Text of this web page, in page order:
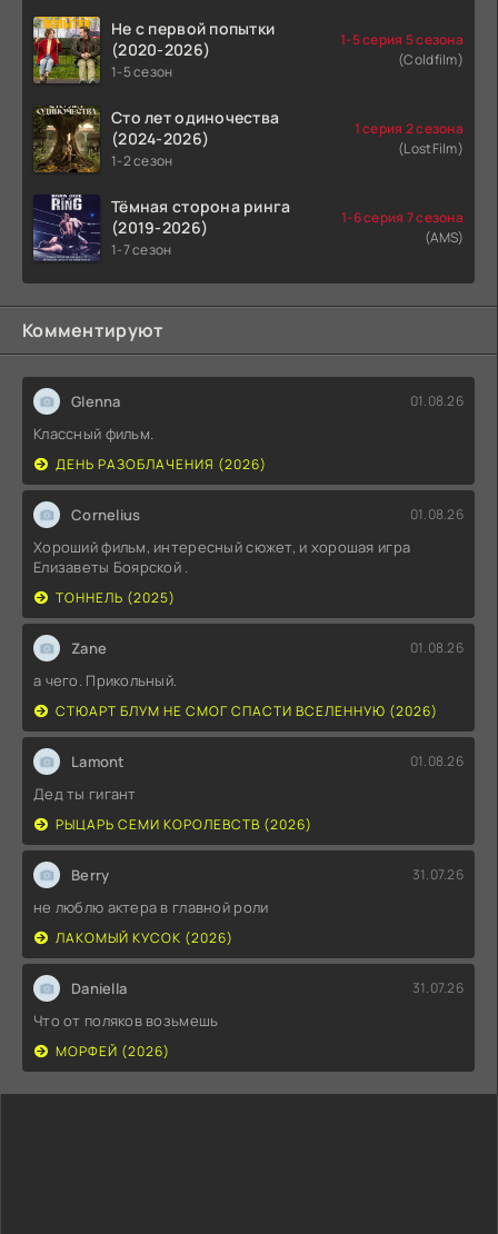
Не с первой попытки
(2020-2026)
1-5 сезон
1-5 серия 5 сезона
(Coldfilm)
Сто лет одиночества
(2024-2026)
1-2 сезон
1 серия 2 сезона
(LostFilm)
Тёмная сторона ринга
(2019-2026)
1-7 сезон
1-6 серия 7 сезона
(AMS)
Комментируют
Glenna 01.08.26
Классный фильм.
ДЕНЬ РАЗОБЛАЧЕНИЯ (2026)
Cornelius 01.08.26
Хороший фильм, интересный сюжет, и хорошая игра
Елизаветы Боярской .
ТОННЕЛЬ (2025)
Zane 01.08.26
а чего. Прикольный.
СТЮАРТ БЛУМ НЕ СМОГ СПАСТИ ВСЕЛЕННУЮ (2026)
Lamont 01.08.26
Дед ты гигант
РЫЦАРЬ СЕМИ КОРОЛЕВСТВ (2026)
Berry 31.07.26
не люблю актера в главной роли
ЛАКОМЫЙ КУСОК (2026)
Daniella 31.07.26
Что от поляков возьмешь
МОРФЕЙ (2026)